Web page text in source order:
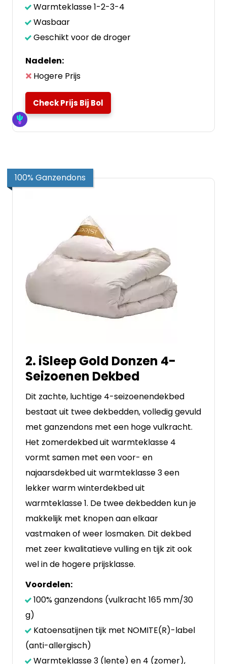
Warmteklasse 1-2-3-4
Wasbaar
Geschikt voor de droger
Nadelen:
Hogere Prijs
Check Prijs Bij Bol
100% Ganzendons
2. iSleep Gold Donzen 4-
Seizoenen Dekbed
Dit zachte, luchtige 4-seizoenendekbed
bestaat uit twee dekbedden, volledig gevuld
met ganzendons met een hoge vulkracht.
Het zomerdekbed uit warmteklasse 4
vormt samen met een voor- en
najaarsdekbed uit warmteklasse 3 een
lekker warm winterdekbed uit
warmteklasse 1. De twee dekbedden kun je
makkelijk met knopen aan elkaar
vastmaken of weer losmaken. Dit dekbed
met zeer kwalitatieve vulling en tijk zit ook
wel in de hogere prijsklasse.
Voordelen:
100% ganzendons (vulkracht 165 mm/30
g)
Katoensatijnen tijk met NOMITE(R)-label
(anti-allergisch)
Warmteklasse 3 (lente) en 4 (zomer),